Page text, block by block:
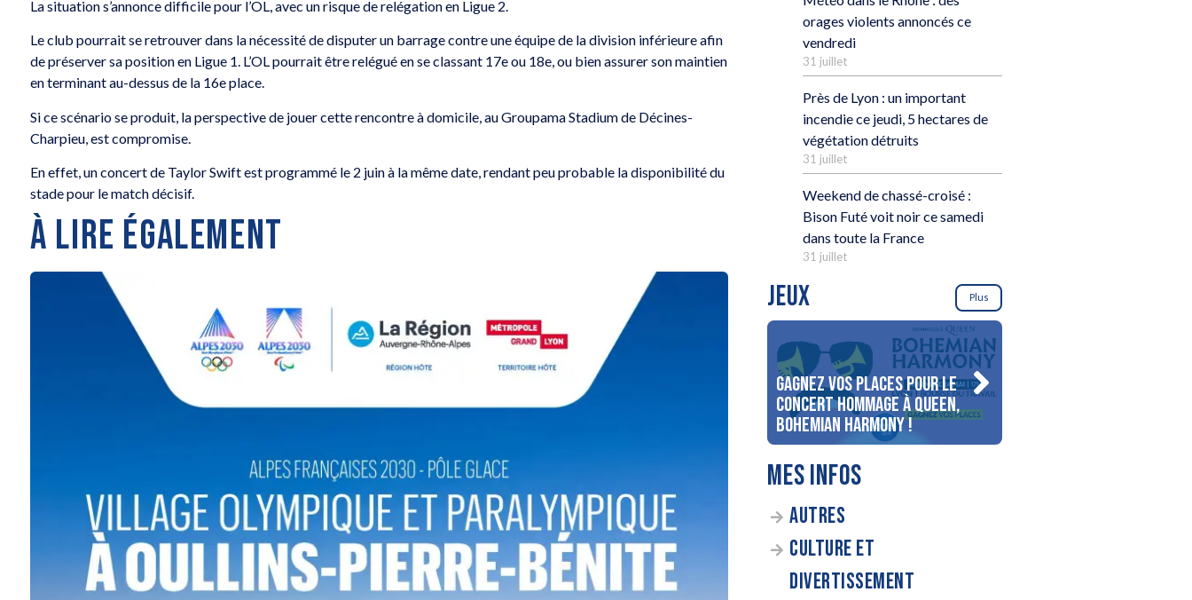
La situation s’annonce difficile pour l’OL, avec un risque de relégation en Ligue 2.
Le club pourrait se retrouver dans la nécessité de disputer un barrage contre une équipe de la division inférieure afin
de préserver sa position en Ligue 1. L’OL pourrait être relégué en se classant 17e ou 18e, ou bien assurer son maintien
en terminant au-dessus de la 16e place.
Si ce scénario se produit, la perspective de jouer cette rencontre à domicile, au Groupama Stadium de Décines-
Charpieu, est compromise.
En effet, un concert de Taylor Swift est programmé le 2 juin à la même date, rendant peu probable la disponibilité du
stade pour le match décisif.
À LIRE ÉGALEMENT
orages violents annoncés ce
vendredi
31 juillet
Près de Lyon : un important
incendie ce jeudi, 5 hectares de
végétation détruits
31 juillet
Weekend de chassé-croisé :
Bison Futé voit noir ce samedi
dans toute la France
31 juillet
JEUX Plus
Gagnez vos places pour le
concert Hommage à Queen,
Bohemian Harmony !
MES INFOS
AUTRES
CULTURE ET
DIVERTISSEMENT